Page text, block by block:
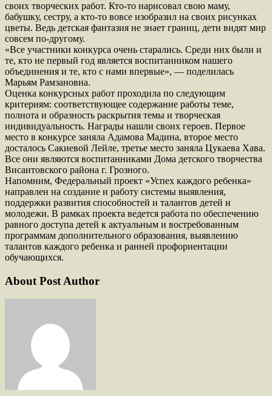
своих творческих работ. Кто-то нарисовал свою маму,
бабушку, сестру, а кто-то вовсе изобразил на своих рисунках
цветы. Ведь детская фантазия не знает границ, дети видят мир
совсем по-другому.
«Все участники конкурса очень старались. Среди них были и
те, кто не первый год является воспитанником нашего
объединения и те, кто с нами впервые», — поделилась
Марьям Рамзановна.
Оценка конкурсных работ проходила по следующим
критериям: соответствующее содержание работы теме,
полнота и образность раскрытия темы и творческая
индивидуальность. Награды нашли своих героев. Первое
место в конкурсе заняла Адамова Мадина, второе место
досталось Сакиевой Лейле, третье место заняла Цукаева Хава.
Все они являются воспитанниками Дома детского творчества
Висаитовского района г. Грозного.
Напомним, Федеральный проект «Успех каждого ребенка»
направлен на создание и работу системы выявления,
поддержки развития способностей и талантов детей и
молодежи. В рамках проекта ведется работа по обеспечению
равного доступа детей к актуальным и востребованным
программам дополнительного образования, выявлению
талантов каждого ребенка и ранней профориентации
обучающихся.
About Post Author